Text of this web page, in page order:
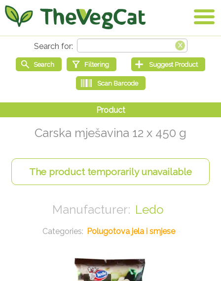
Carska mješavina 12 x 450 g
Ledo
Polugotova jela i smjese